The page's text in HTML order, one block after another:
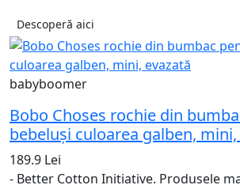
Descoperă aici
babyboomer
Bobo Choses rochie din
bebeluși culoarea galben, mini,
189.9 Lei
- Better Cotton Initiative. Produsele